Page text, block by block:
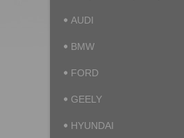
AUDI
BMW
FORD
GEELY
HYUNDAI